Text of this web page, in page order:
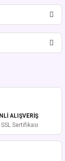
ALIŞVERİŞ
Sertifikası